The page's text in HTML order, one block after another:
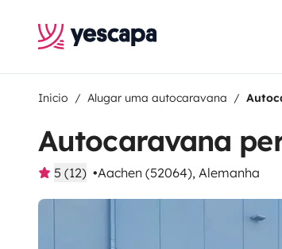
Inicio Alugar uma autocaravana
Autocaravana
5 (12) Aachen (52064), Alemanha